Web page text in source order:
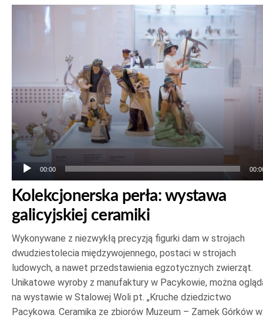
Odtwarzacz
00:00
Kolekcjonerska perła: wystawa
galicyjskiej ceramiki
Wykonywane z niezwykłą precyzją figurki dam w strojach
dwudziestolecia międzywojennego, postaci w strojach
ludowych, a nawet przedstawienia egzotycznych zwierząt.
Unikatowe wyroby z manufaktury w Pacykowie, można
na wystawie w Stalowej Woli pt. „Kruche dziedzictwo
Pacykowa. Ceramika ze zbiorów Muzeum – Zamek Górków w